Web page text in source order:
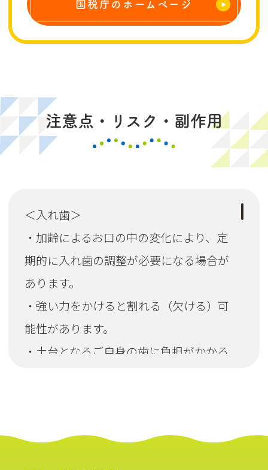
国税庁のホームページ
注意点・リスク・副作用
＜入れ歯＞
・加齢によるお口の中の変化により、定
期的に入れ歯の調整が必要になる場合が
あります。
・強い力をかけると割れる（欠ける）可
能性があります。
・土台となるご自身の歯に負担がかかる
・金属の種類によってはアレルギーが出